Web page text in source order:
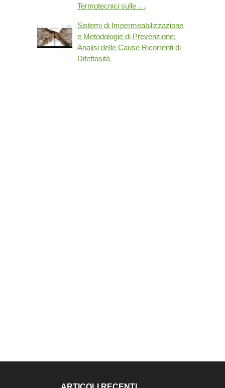
Termotecnici sulle …
Sistemi di Impermeabilizzazione
e Metodologie di Prevenzione:
Analisi delle Cause Ricorrenti di
Difettosità